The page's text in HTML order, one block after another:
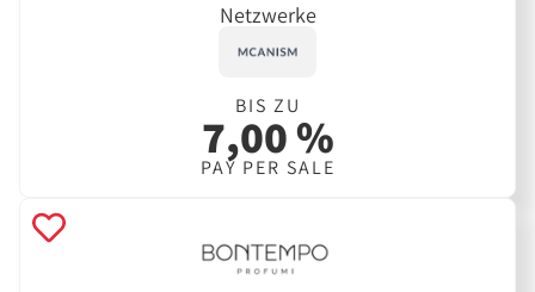
Netzwerke
BIS ZU
7,00 %
PAY PER SALE